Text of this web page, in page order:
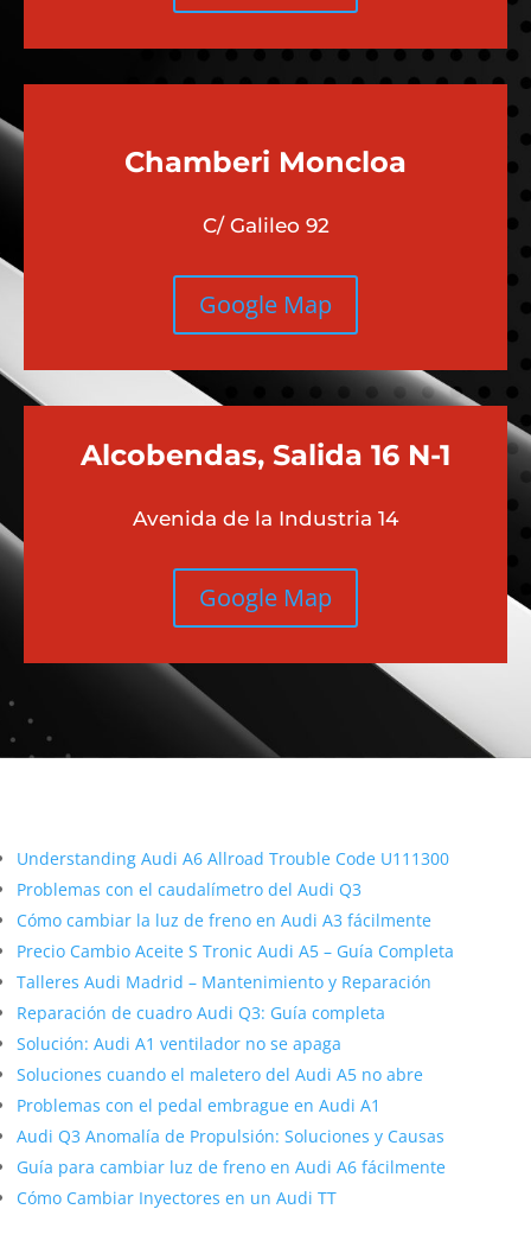
Chamberi Moncloa
C/ Galileo 92
Google Map
Alcobendas, Salida 16 N-1
Avenida de la Industria 14
Google Map
Understanding Audi A6 Allroad Trouble Code U111300
Problemas con el caudalímetro del Audi Q3
Cómo cambiar la luz de freno en Audi A3 fácilmente
Precio Cambio Aceite S Tronic Audi A5 – Guía Completa
Talleres Audi Madrid – Mantenimiento y Reparación
Reparación de cuadro Audi Q3: Guía completa
Solución: Audi A1 ventilador no se apaga
Soluciones cuando el maletero del Audi A5 no abre
Problemas con el pedal embrague en Audi A1
Audi Q3 Anomalía de Propulsión: Soluciones y Causas
Guía para cambiar luz de freno en Audi A6 fácilmente
Cómo Cambiar Inyectores en un Audi TT